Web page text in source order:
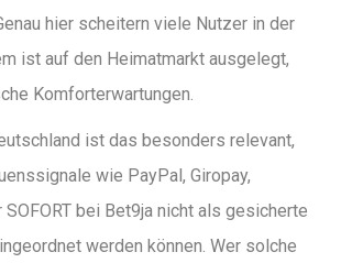
hier scheitern viele Nutzer in der
ist auf den Heimatmarkt ausgelegt,
Komforterwartungen.
ist das besonders relevant,
wie PayPal, Giropay,
bei Bet9ja nicht als gesicherte
werden können. Wer solche